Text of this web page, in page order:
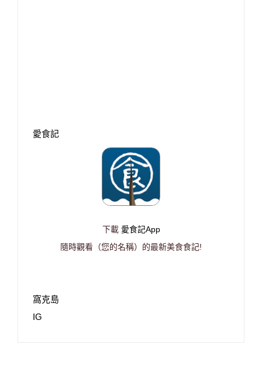
愛食記
下載 愛食記App
隨時觀看（您的名稱）的最新美食食記!
窩克島
IG